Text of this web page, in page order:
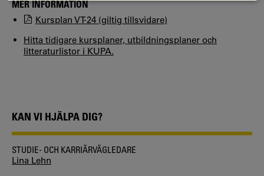
MER INFORMATION
Kursplan VT-24 (giltig tillsvidare)
Hitta tidigare kursplaner, utbildningsplaner och
litteraturlistor i KUPA.
KAN VI HJÄLPA DIG?
STUDIE- OCH KARRIÄRVÄGLEDARE
Lina Lehn